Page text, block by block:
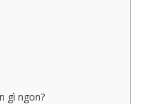
gì ngon?